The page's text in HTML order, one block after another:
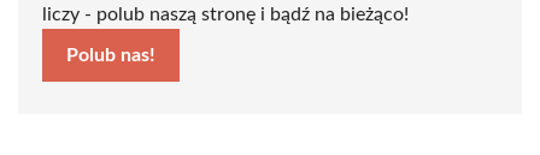
liczy - polub naszą stronę i bądź na bieżąco!
Polub nas!